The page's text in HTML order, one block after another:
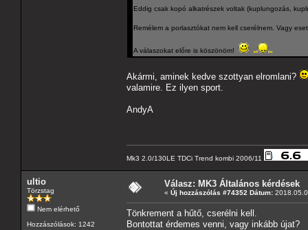
Eddig csak kopó alkatrészek voltak (kuplungozás,
Remélem a porlasztókat nem kell cserélnem. Vagy
A válaszokat előre is köszönöm!
Akármi, aminek kedve szottyan elromlani?
valamire. Ez ilyen sport.
AndyA
Mk3 2.0/130LE TDCi Trend kombi 2006/11
ultio
Törzstag
Nem elérhető
Hozzászólások: 1242
Válasz: MK3 Általános kérdések
« Új hozzászólás #74352 Dátum:
Tönkrement a hűtő, cserélni kell.
Bontottat érdemes venni, vagy inkább újat?